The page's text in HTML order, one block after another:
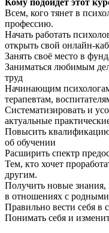
Всем, кого тянет в
профессию.
Начать работать
открыть свой онлайн-
Занять своё место в
Заниматься любимым
труд
Начинающим
терапевтам,
Систематизировать и
актуальные
Повысить
об обучении
Расширить спектр
Тем, кто хочет
другим.
Получить новые знания,
в отношениях с
Правильно вести себя в
Понимать себя и